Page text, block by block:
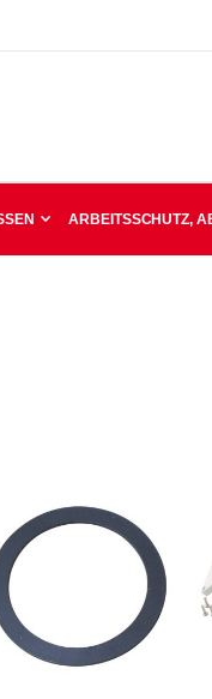
ARBEITSSCHUTZ,